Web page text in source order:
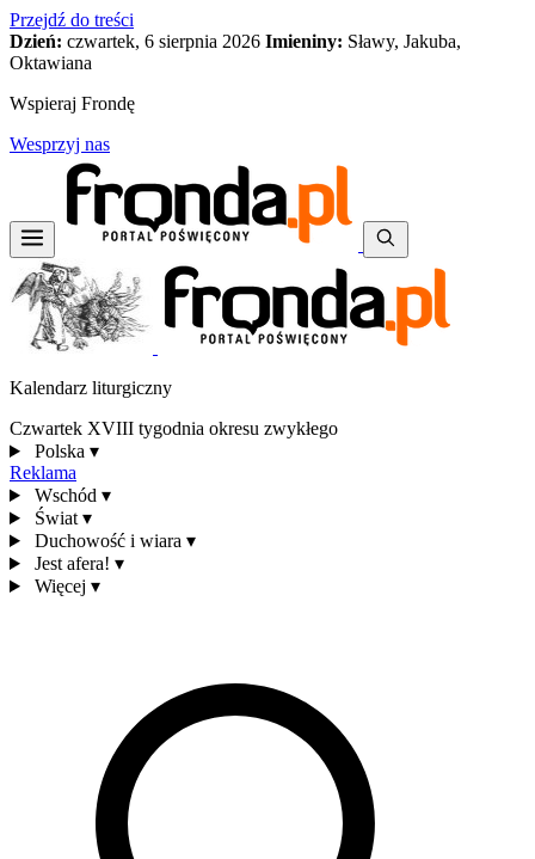
Przejdź do treści
Dzień: czwartek, 6 sierpnia 2026 Imieniny: Sławy, Jakuba,
Oktawiana
Wspieraj Frondę
Wesprzyj nas
Kalendarz liturgiczny
Czwartek XVIII tygodnia okresu zwykłego
Polska ▾
Reklama
Wschód ▾
Świat ▾
Duchowość i wiara ▾
Jest afera! ▾
Więcej ▾